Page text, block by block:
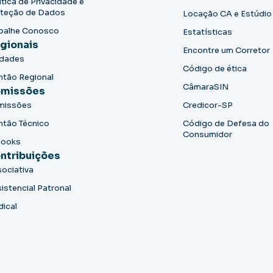
de Dados
Conosco
Regional
Técnico
Patronal
Locação CA e Estúdio
Estatísticas
Encontre um Corretor
Código de ética
CâmaraSIN
Credicor-SP
Código de Defesa do
Consumidor